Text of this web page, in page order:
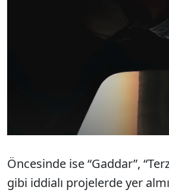
Öncesinde ise “Gaddar”,
gibi iddialı projelerde yer